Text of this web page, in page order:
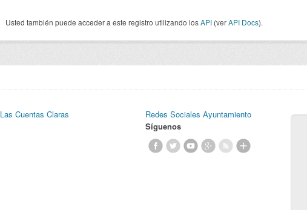
Usted también puede acceder a este registro utilizando losAPI (verAPI Docs).
Las Cuentas Claras
Redes Sociales Ayuntamiento
Síguenos